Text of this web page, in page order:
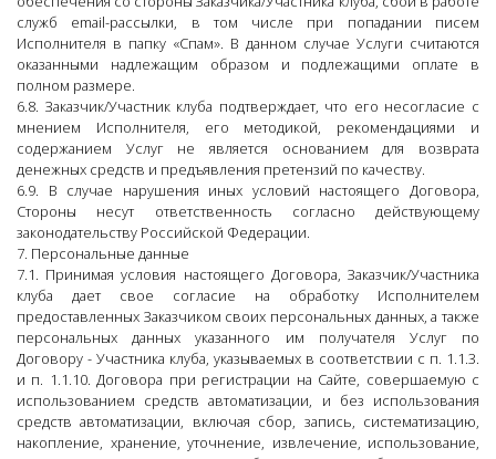
служб email-рассылки, в том числе при попадании писем
Исполнителя в папку «Спам». В данном случае Услуги считаются
оказанными надлежащим образом и подлежащими оплате в
полном размере.
6.8. Заказчик/Участник клуба подтверждает, что его несогласие с
мнением Исполнителя, его методикой, рекомендациями и
содержанием Услуг не является основанием для возврата
денежных средств и предъявления претензий по качеству.
6.9. В случае нарушения иных условий настоящего Договора,
Стороны несут ответственность согласно действующему
законодательству Российской Федерации.
7. Персональные данные
7.1. Принимая условия настоящего Договора, Заказчик/Участника
клуба дает свое согласие на обработку Исполнителем
предоставленных Заказчиком своих персональных данных, а также
персональных данных указанного им получателя Услуг по
Договору - Участника клуба, указываемых в соответствии с п. 1.1.3.
и п. 1.1.10. Договора при регистрации на Сайте, совершаемую с
использованием средств автоматизации, и без использования
средств автоматизации, включая сбор, запись, систематизацию,
накопление, хранение, уточнение, извлечение, использование,